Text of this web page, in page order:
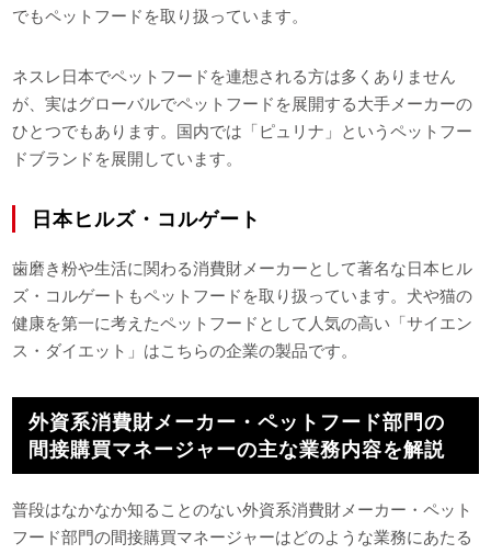
でもペットフードを取り扱っています。
ネスレ日本でペットフードを連想される方は多くありません
が、実はグローバルでペットフードを展開する大手メーカーの
ひとつでもあります。国内では「ピュリナ」というペットフー
ドブランドを展開しています。
日本ヒルズ・コルゲート
歯磨き粉や生活に関わる消費財メーカーとして著名な日本ヒル
ズ・コルゲートもペットフードを取り扱っています。犬や猫の
健康を第一に考えたペットフードとして人気の高い「サイエン
ス・ダイエット」はこちらの企業の製品です。
外資系消費財メーカー・ペットフード部門の
間接購買マネージャーの主な業務内容を解説
普段はなかなか知ることのない外資系消費財メーカー・ペット
フード部門の間接購買マネージャーはどのような業務にあたる